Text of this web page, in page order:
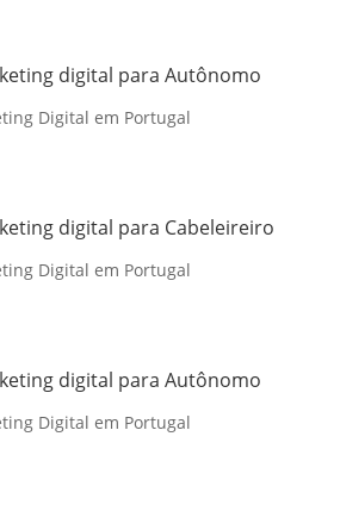
digital para Autônomo
Digital em Portugal
digital para Cabeleireiro
Digital em Portugal
digital para Autônomo
Digital em Portugal